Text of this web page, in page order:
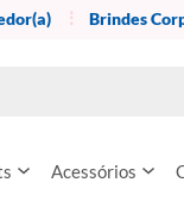
Brindes
Acessórios